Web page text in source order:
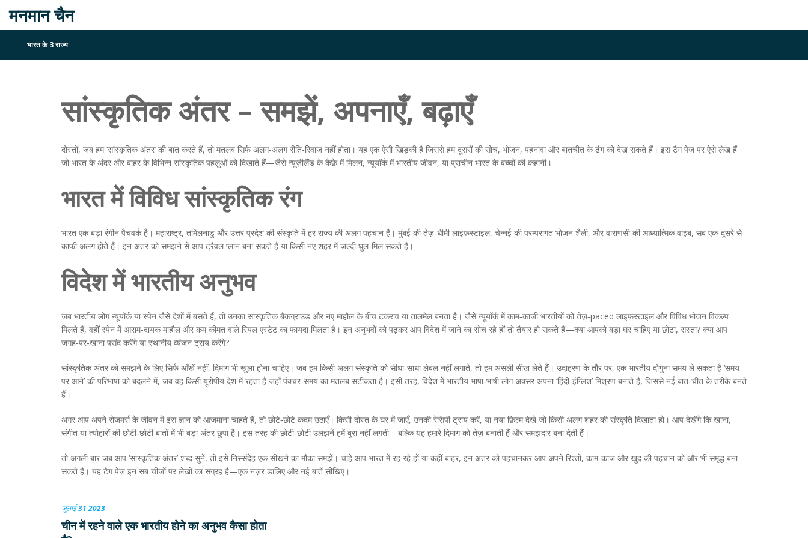
मनमान चैन
भारत के 3 राज्य
सांस्कृतिक अंतर – समझें, अपनाएँ, बढ़ाएँ
दोस्तों, जब हम ‘सांस्कृतिक अंतर’ की बात करते हैं, तो मतलब सिर्फ अलग‑अलग रीति‑रिवाज़ नहीं होता। यह एक ऐसी खिड़की है जिससे हम दूसरों की सोच, भोजन, पहनावा और बातचीत के ढंग को देख सकते हैं। इस टैग पेज पर ऐसे लेख हैं
जो भारत के अंदर और बाहर के विभिन्न सांस्कृतिक पहलुओं को दिखाते हैं—जैसे न्यूज़ीलैंड के कैफ़े में मिलन, न्यूयॉर्क में भारतीय जीवन, या प्राचीन भारत के बच्चों की कहानी।
भारत में विविध सांस्कृतिक रंग
भारत एक बड़ा रंगीन पैचवर्क है। महाराष्ट्र, तमिलनाडु और उत्तर प्रदेश की संस्कृति में हर राज्य की अलग पहचान है। मुंबई की तेज़‑धीमी लाइफ़स्टाइल, चेन्नई की परम्परागत भोजन शैली, और वाराणसी की आध्यात्मिक वाइब, सब एक-दूसरे से
काफी अलग होते हैं। इन अंतर को समझने से आप ट्रैवल प्लान बना सकते हैं या किसी नए शहर में जल्दी घुल‑मिल सकते हैं।
विदेश में भारतीय अनुभव
जब भारतीय लोग न्यूयॉर्क या स्पेन जैसे देशों में बसते हैं, तो उनका सांस्कृतिक बैकग्राउंड और नए माहौल के बीच टकराव या तालमेल बनता है। जैसे न्यूयॉर्क में काम‑काजी भारतीयों को तेज़‑paced लाइफ़स्टाइल और विविध भोजन विकल्प
मिलते हैं, वहीं स्पेन में आराम‑दायक माहौल और कम कीमत वाले रियल एस्टेट का फायदा मिलता है। इन अनुभवों को पढ़कर आप विदेश में जाने का सोच रहे हों तो तैयार हो सकते हैं—क्या आपको बड़ा घर चाहिए या छोटा, सस्ता? क्या आप
जगह-पर‑खाना पसंद करेंगे या स्थानीय व्यंजन ट्राय करेंगे?
सांस्कृतिक अंतर को समझने के लिए सिर्फ आँखें नहीं, दिमाग भी खुला होना चाहिए। जब हम किसी अलग संस्कृति को सीधा‑साधा लेबल नहीं लगाते, तो हम असली सीख लेते हैं। उदाहरण के तौर पर, एक भारतीय दोगुना समय ले सकता है ‘समय
पर आने’ की परिभाषा को बदलने में, जब वह किसी यूरोपीय देश में रहता है जहाँ पंक्चर‑समय का मतलब सटीकता है। इसी तरह, विदेश में भारतीय भाषा‑भाषी लोग अक्सर अपना ‘हिंदी‑इंग्लिश’ मिश्रण बनाते हैं, जिससे नई बात‑चीत के तरीके बनते
हैं।
अगर आप अपने रोज़मर्रा के जीवन में इस ज्ञान को आज़माना चाहते हैं, तो छोटे‑छोटे कदम उठाएँ। किसी दोस्त के घर में जाएँ, उनकी रेसिपी ट्राय करें, या नया फ़िल्म देखे जो किसी अलग शहर की संस्कृति दिखाता हो। आप देखेंगे कि खाना,
संगीत या त्योहारों की छोटी‑छोटी बातों में भी बड़ा अंतर छुपा है। इस तरह की छोटी‑छोटी उलझनें हमें बुरा नहीं लगती—बल्कि यह हमारे दिमाग को तेज़ बनाती हैं और समझदार बना देती हैं।
तो अगली बार जब आप ‘सांस्कृतिक अंतर’ शब्द सुनें, तो इसे निस्संदेह एक सीखने का मौका समझें। चाहे आप भारत में रह रहे हों या कहीं बाहर, इन अंतर को पहचानकर आप अपने रिश्तों, काम‑काज और खुद की पहचान को और भी समृद्ध बना
सकते हैं। यह टैग पेज इन सब चीजों पर लेखों का संग्रह है—एक नज़र डालिए और नई बातें सीखिए।
जुलाई 31 2023
चीन में रहने वाले एक भारतीय होने का अनुभव कैसा होता